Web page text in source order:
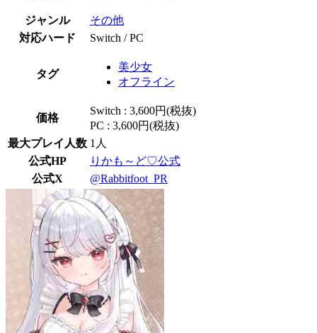
ジャンル
その他
対応ハード
Switch / PC
タグ
美少女
オフライン
価格
Switch : 3,600円(税抜)
PC : 3,600円(税抜)
最大プレイ人数 1人
公式HP
りかも～ど♡公式
公式X
@Rabbitfoot_PR